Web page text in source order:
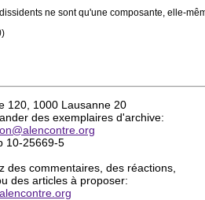
ne sont qu'une composante, elle-
120, 1000 Lausanne 20
des exemplaires d'archive:
10-25669-5
des commentaires, des réactions,
des articles à proposer: